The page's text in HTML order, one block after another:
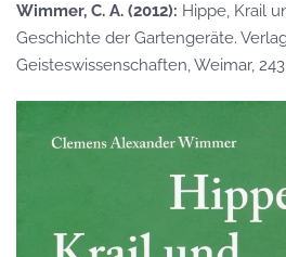
Wimmer, C. A. (2012): Hippe, Krail
Geschichte der Gartengeräte.
Geisteswissenschaften, Weimar, 243